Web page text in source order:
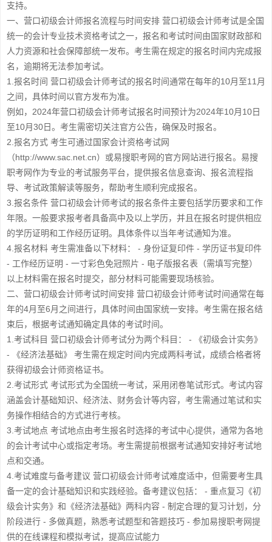
支持。
一、营口初级会计师报名流程与时间安排 营口初级会计师考试是全国
统一的会计专业技术资格考试之一，报名和考试时间由国家财政部和
人力资源和社会保障部统一发布。考生需在规定的报名时间内完成报
名，逾期将无法参加考试。
1.报名时间 营口初级会计师考试的报名时间通常在每年的10月至11月
之间，具体时间以官方发布为准。
例如，2024年营口初级会计师考试报名时间预计为2024年10月10日
至10月30日。考生需密切关注官方公告，确保及时报名。
2.报名方式 考生可通过国家会计资格考试网
（http://www.sac.net.cn）或易搜职考网的官方网站进行报名。易搜
职考网作为专业的考试服务平台，提供报名信息查询、报名流程指
导、考试政策解读等服务，帮助考生顺利完成报名。
3.报名条件 营口初级会计师考试的报名条件主要包括学历要求和工作
年限。一般要求报考者具备高中及以上学历，并且在报名时提供相应
的学历证明和工作经历证明。具体条件以当年考试通知为准。
4.报名材料 考生需准备以下材料： - 身份证复印件 - 学历证书复印件
- 工作经历证明 - 一寸彩色免冠照片 - 电子版报名表（需填写完整）
以上材料需在报名时提交，部分材料可能需要现场核验。
二、营口初级会计师考试时间安排 营口初级会计师考试时间通常在每
年的4月至6月之间进行，具体时间由国家统一安排。考生需在报名结
束后，根据考试通知确定具体的考试时间。
1.考试科目 营口初级会计师考试分为两个科目： - 《初级会计实务》
- 《经济法基础》 考生需在规定时间内完成两科考试，成绩合格者将
获得初级会计师资格证书。
2.考试形式 考试形式为全国统一考试，采用闭卷笔试形式。考试内容
涵盖会计基础知识、经济法、财务会计等内容，考生需通过笔试和实
务操作相结合的方式进行考核。
3.考试地点 考试地点由考生报名时选择的考试中心提供，通常为各地
的会计考试中心或指定考场。考生需提前根据考试通知安排好考试地
点和交通。
4.考试难度与备考建议 营口初级会计师考试难度适中，但需要考生具
备一定的会计基础知识和实践经验。备考建议包括： - 重点复习《初
级会计实务》和《经济法基础》两科内容 - 制定合理的复习计划，分
阶段进行 - 多做真题，熟悉考试题型和答题技巧 - 参加易搜职考网提
供的在线课程和模拟考试，提高应试能力